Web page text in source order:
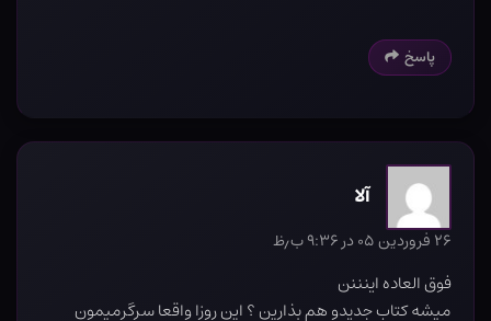
پاسخ
آلا
۲۶ فروردین ۰۵ در ۹:۳۶ ب٫ظ
فوق العاده اینننن
میشه کتاب جدیدو هم بذارین ؟ این روزا واقعا سرگرمیمون